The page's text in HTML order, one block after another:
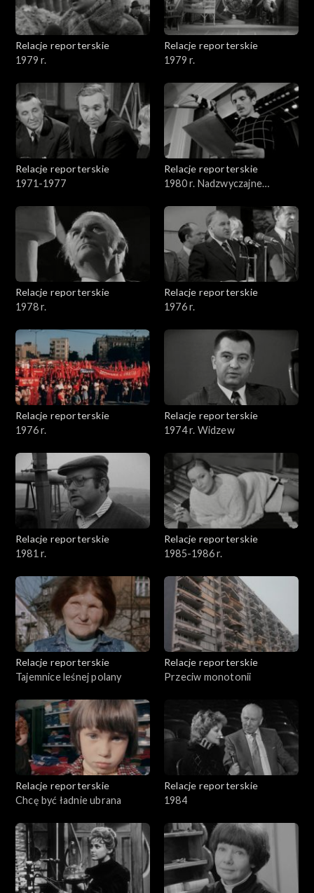
Relacje reporterskie
1979 r.
Relacje reporterskie
1979 r.
Relacje reporterskie
1971-1977
Relacje reporterskie
1980 r. Nadzwyczajne
Solidarność w Łodzi
Relacje reporterskie
1978 r.
Relacje reporterskie
1976 r.
Relacje reporterskie
1976 r.
Relacje reporterskie
1974 r. Widzew
Relacje reporterskie
1981 r.
Relacje reporterskie
1985-1986 r.
Relacje reporterskie
Tajemnice leśnej polany
Relacje reporterskie
Przeciw monotonii
Relacje reporterskie
Chcę być ładnie ubrana
Relacje reporterskie
1984